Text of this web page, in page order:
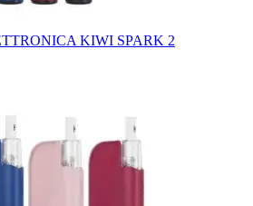
KIWI SPARK 2